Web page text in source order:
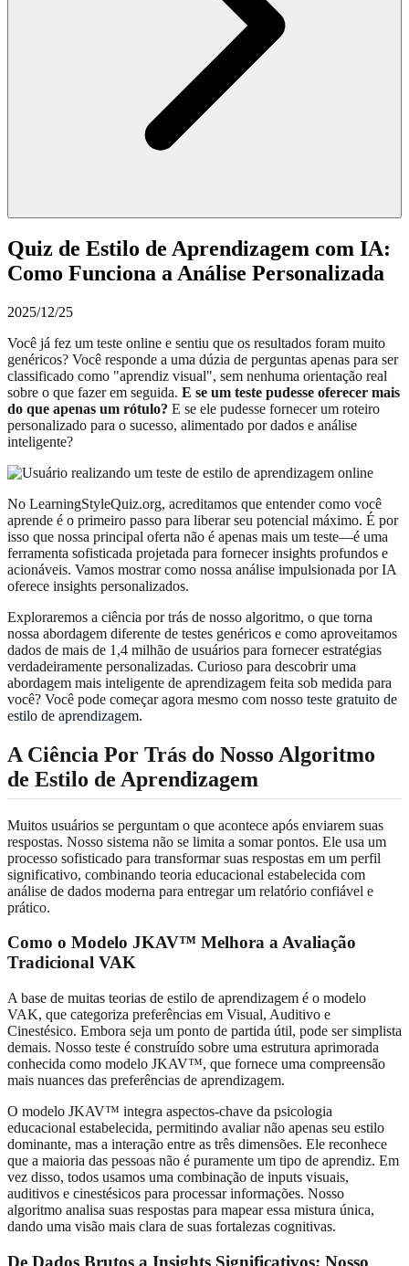
Quiz de Estilo de Aprendizagem com IA:
Como Funciona a Análise Personalizada
2025/12/25
Você já fez um teste online e sentiu que os resultados foram muito
genéricos? Você responde a uma dúzia de perguntas apenas para ser
classificado como "aprendiz visual", sem nenhuma orientação real
sobre o que fazer em seguida. E se um teste pudesse oferecer mais
do que apenas um rótulo? E se ele pudesse fornecer um roteiro
personalizado para o sucesso, alimentado por dados e análise
inteligente?
No LearningStyleQuiz.org, acreditamos que entender como você
aprende é o primeiro passo para liberar seu potencial máximo. É por
isso que nossa principal oferta não é apenas mais um teste—é uma
ferramenta sofisticada projetada para fornecer insights profundos e
acionáveis. Vamos mostrar como nossa análise impulsionada por IA
oferece insights personalizados.
Exploraremos a ciência por trás de nosso algoritmo, o que torna
nossa abordagem diferente de testes genéricos e como aproveitamos
dados de mais de 1,4 milhão de usuários para fornecer estratégias
verdadeiramente personalizadas. Curioso para descobrir uma
abordagem mais inteligente de aprendizagem feita sob medida para
você? Você pode começar agora mesmo com nosso teste gratuito de
estilo de aprendizagem.
A Ciência Por Trás do Nosso Algoritmo
de Estilo de Aprendizagem
Muitos usuários se perguntam o que acontece após enviarem suas
respostas. Nosso sistema não se limita a somar pontos. Ele usa um
processo sofisticado para transformar suas respostas em um perfil
significativo, combinando teoria educacional estabelecida com
análise de dados moderna para entregar um relatório confiável e
prático.
Como o Modelo JKAV™ Melhora a Avaliação
Tradicional VAK
A base de muitas teorias de estilo de aprendizagem é o modelo
VAK, que categoriza preferências em Visual, Auditivo e
Cinestésico. Embora seja um ponto de partida útil, pode ser simplista
demais. Nosso teste é construído sobre uma estrutura aprimorada
conhecida como modelo JKAV™, que fornece uma compreensão
mais nuances das preferências de aprendizagem.
O modelo JKAV™ integra aspectos-chave da psicologia
educacional estabelecida, permitindo avaliar não apenas seu estilo
dominante, mas a interação entre as três dimensões. Ele reconhece
que a maioria das pessoas não é puramente um tipo de aprendiz. Em
vez disso, todos usamos uma combinação de inputs visuais,
auditivos e cinestésicos para processar informações. Nosso
algoritmo analisa suas respostas para mapear essa mistura única,
dando uma visão mais clara de suas fortalezas cognitivas.
De Dados Brutos a Insights Significativos: Nosso